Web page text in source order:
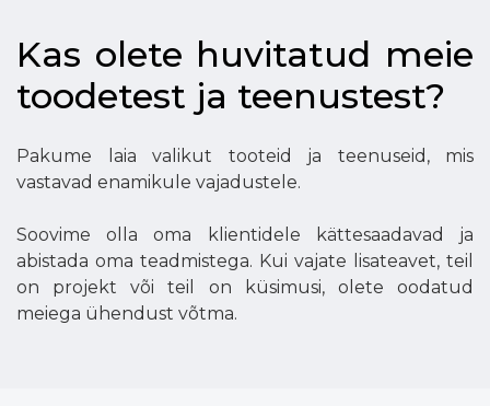
Kas olete huvitatud meie
toodetest ja teenustest?
Pakume laia valikut tooteid ja teenuseid, mis
vastavad enamikule vajadustele.
Soovime olla oma klientidele kättesaadavad ja
abistada oma teadmistega. Kui vajate lisateavet, teil
on projekt või teil on küsimusi, olete oodatud
meiega ühendust võtma.